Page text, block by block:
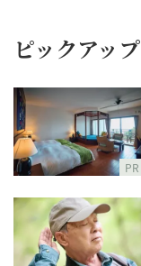
ピックアップ
PR